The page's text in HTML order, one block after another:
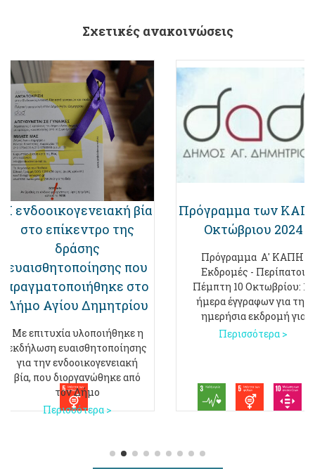
Σχετικές ανακοινώσεις
H ενδοοικογενειακή βία
στο επίκεντρο της
δράσης
ευαισθητοποίησης που
πραγματοποιήθηκε στο
Δήμο Αγίου Δημητρίου
Με επιτυχία υλοποιήθηκε η
εκδήλωση ευαισθητοποίησης
για την ενδοοικογενειακή
βία, που διοργανώθηκε από
τον Δήμο
Περισσότερα >
Πρόγραμμα των
Οκτώβριου 2024
Πρόγραμμα Α' ΚΑΠΗ
Εκδρομές - Περίπατοι
Πέμπτη 10 Οκτωβρίου: 1η
ήμερα έγγραφων για την
ημερήσια εκδρομή για
Περισσότερα >